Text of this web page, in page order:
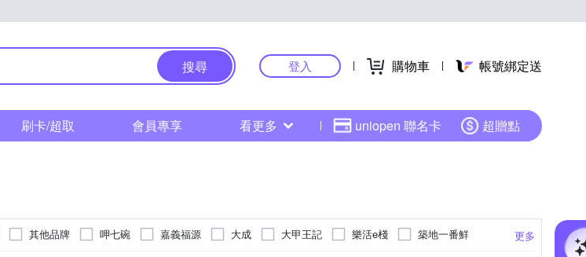
搜尋 登入 購物車 帳號綁定送
刷卡/超取 會員專享 看更多 uniopen 聯名卡 超贈點
更多
其他品牌 呷七碗 嘉義福源 大成 大甲王記 樂活e棧
築地一番鮮